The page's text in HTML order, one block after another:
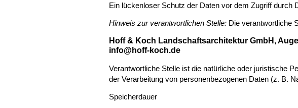
Ein lückenloser Schutz der Daten vor dem Zugriff durch
Hinweis zur verantwortlichen Stelle: Die verantwortliche
Hoff & Koch Landschaftsarchitektur GmbH,
info@hoff-koch.de
Verantwortliche Stelle ist die natürliche oder juristische
der Verarbeitung von personenbezogenen Daten (z. B.
Speicherdauer